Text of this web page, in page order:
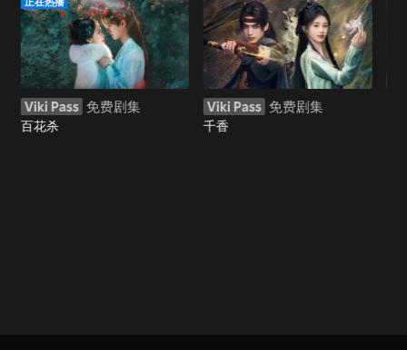
Viki Pass 免费剧集
百花杀
Viki Pass 免费剧集
千香